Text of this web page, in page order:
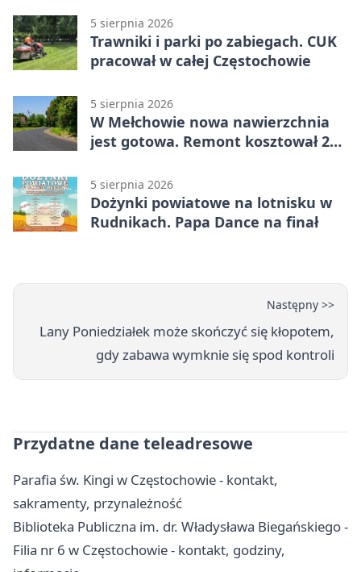
5 sierpnia 2026
Trawniki i parki po zabiegach. CUK
pracował w całej Częstochowie
5 sierpnia 2026
W Mełchowie nowa nawierzchnia
jest gotowa. Remont kosztował 222
5 sierpnia 2026
Dożynki powiatowe na lotnisku w
Rudnikach. Papa Dance na finał
Następny >>
Lany Poniedziałek może skończyć się kłopotem,
gdy zabawa wymknie się spod kontroli
Przydatne dane teleadresowe
Parafia św. Kingi w Częstochowie - kontakt,
sakramenty, przynależność
Biblioteka Publiczna im. dr. Władysława Biegańskiego -
Filia nr 6 w Częstochowie - kontakt, godziny,